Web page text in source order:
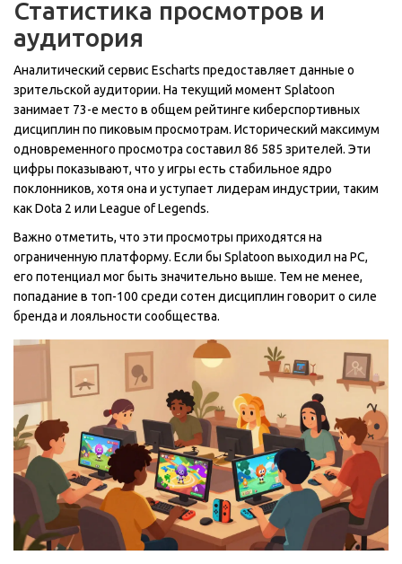
Статистика просмотров и
аудитория
Аналитический сервисEscharts предоставляет данные о
зрительской аудитории. На текущий момент Splatoon
занимает 73-е место в общем рейтинге киберспортивных
дисциплин по пиковым просмотрам. Исторический максимум
одновременного просмотра составил 86 585 зрителей. Эти
цифры показывают, что у игры есть стабильное ядро
поклонников, хотя она и уступает лидерам индустрии, таким
как Dota 2 или League of Legends.
Важно отметить, что эти просмотры приходятся на
ограниченную платформу. Если бы Splatoon выходил на PC,
его потенциал мог быть значительно выше. Тем не менее,
попадание в топ-100 среди сотен дисциплин говорит о силе
бренда и лояльности сообщества.